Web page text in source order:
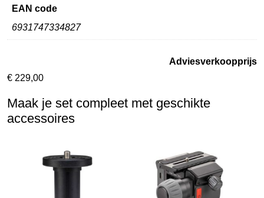
EAN code
6931747334827
Adviesverkoopprijs
€ 229,00
Maak je set compleet met geschikte
accessoires